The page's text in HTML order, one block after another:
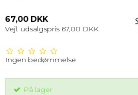
67,00 DKK
Vejl. udsalgspris 67,00 DKK
Ingen bedømmelse
På lager